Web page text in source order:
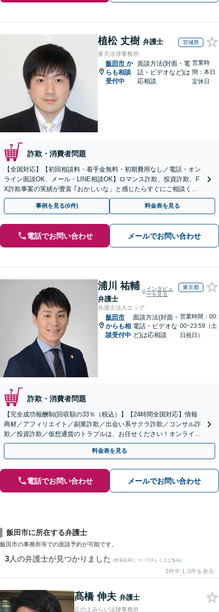
植松 丈樹 弁護士 宮城県
蒼天法律事務所
飯田市 か
らも相談
受付中
面談方法(対面・電
話・ビデオなど)は
応相談
営業時
間：本日
定休日
詐欺・消費者問題
【全国対応】【初回相談料・着手金無料・初期費用なし／電話・オン
ライン面談OK、メール・LINE相談OK】ロマンス詐欺、投資詐欺、F
X詐欺事案の実績が豊富 ｢おかしいな」と感じたらすぐにご相談くだ
さい。
事例を見る(6件) 料金表を見る
電話でお問い合わせ メールでお問い合わせ
浦川 祐輔
弁護士
インタビュ
ーを見る
東京都
弁護士法人エッグ
飯田市
からも相
談受付中
面談方法(対面・
電話・ビデオな
ど)は応相談
営業時間：00:
00~23:59（土
日祝日）
詐欺・消費者問題
【完全成功報酬制(回収額の33％（税込）】【24時間全国対応】情報
商材／アフィリエイト／副業詐欺／出会い系サクラ詐欺／コンサル詐
欺／投資詐欺／仮想通貨のトラブルは、お任せください！オンライン
のみで解決も可能！
料金表を見る
電話でお問い合わせ メールでお問い合わせ
飯田市に所在する弁護士
飯田市の事務所等での面談予約が可能です。
3 人の弁護士が見つかりました (検索結果について詳しくは こちら)
3件中 1-3件を表示
髙橋 伸夫 弁護士
丘の上みらい法律事務所